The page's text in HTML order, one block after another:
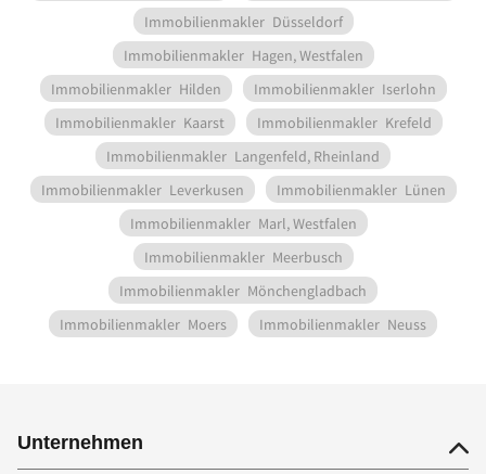
Immobilienmakler Düsseldorf
Immobilienmakler Hagen, Westfalen
Immobilienmakler Hilden Immobilienmakler Iserlohn
Immobilienmakler Kaarst Immobilienmakler Krefeld
Immobilienmakler Langenfeld, Rheinland
Immobilienmakler Leverkusen Immobilienmakler Lünen
Immobilienmakler Marl, Westfalen
Immobilienmakler Meerbusch
Immobilienmakler Mönchengladbach
Immobilienmakler Moers Immobilienmakler Neuss
Unternehmen